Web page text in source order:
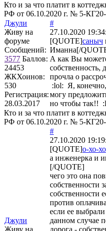
Кто и за что платит в
РФ от 06.10.2020 г. № 5-
Джули
Живу на
форуме
Сообщений:
3577 Баллов:
24453
ЖКХоинов:
530
Регистрация:
28.03.2017
#
27.10.2020
[QUOTE]саныч
Иманна[/
А как Вы
собственность,
прочла о
:lol: Я,
могу
но чтобы так!!
Кто и за что платит в
РФ от 06.10.2020 г. № 5-
Джули
Живу на
#
27.10.2020
[QUOTE]о-хо-хо
а инженерка и
[/QUOTE]
чего это она
собственности
собственности
против
если ее
данном случае
дорога -